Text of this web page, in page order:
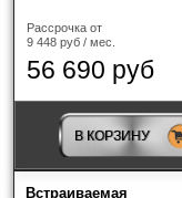
Доставка по
Доставка в
области,
осуществляется
товара.
компанией
до терминала
Рассрочка от
9 448 руб / мес.
56 690 руб
В КОРЗИНУ
Встраиваемая